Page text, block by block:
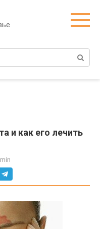
и как его лечить